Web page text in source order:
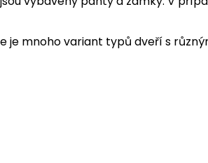
je mnoho variant typů dveří s